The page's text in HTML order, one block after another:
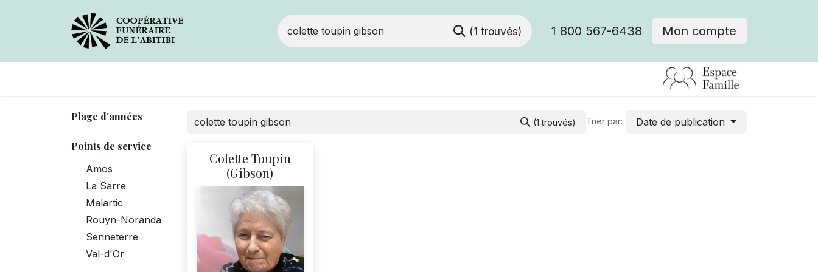
(1 trouvés) 1 800 567-6438 Mon compte
Plage d'années
Points de service
Amos
La Sarre
Malartic
Rouyn-Noranda
Senneterre
Val-d'Or
(1 trouvés) Trier par: Date de publication
Colette Toupin
(Gibson)